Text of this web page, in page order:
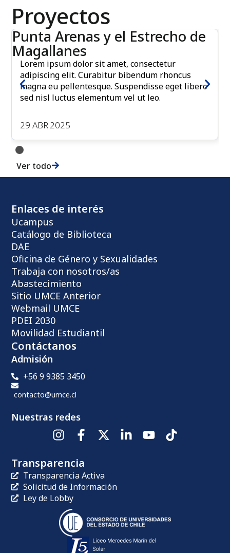
Proyectos
Punta Arenas y el Estrecho de
Magallanes
Lorem ipsum dolor sit amet, consectetur
adipiscing elit. Curabitur bibendum rhoncus
magna eu pellentesque. Suspendisse eget libero
sed nisl luctus elementum vel ut leo.
29 ABR 2025
Ver todo
Enlaces de interés
Ucampus
Catálogo de Biblioteca
DAE
Oficina de Género y Sexualidades
Trabaja con nosotros/as
Abastecimiento
Sitio UMCE Anterior
Webmail UMCE
PDEI 2030
Movilidad Estudiantil
Contáctanos
Admisión
+56 9 9385 3450
contacto@umce.cl
Nuestras redes
Transparencia
Transparencia Activa
Solicitud de Información
Ley de Lobby